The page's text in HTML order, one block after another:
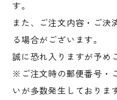
す。
また、ご注文内容・ご決
る場合がございます。
誠に恐れ入りますが予め
※ご注文時の郵便番号・
いが多数発生しておりま